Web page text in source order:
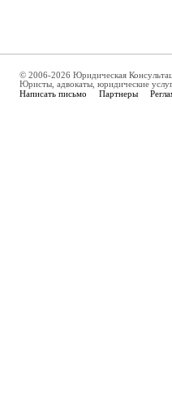
© 2006-2026 Юридическая
Юристы, адвокаты, юридические
Написать письмо Партнеры